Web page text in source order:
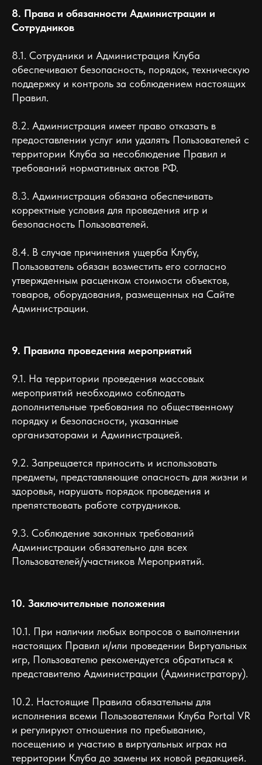
8. Права и обязанности Администрации и
Сотрудников
8.1. Сотрудники и Администрация Клуба
обеспечивают безопасность, порядок, техническую
поддержку и контроль за соблюдением настоящих
Правил.
8.2. Администрация имеет право отказать в
предоставлении услуг или удалять Пользователей с
территории Клуба за несоблюдение Правил и
требований нормативных актов РФ.
8.3. Администрация обязана обеспечивать
корректные условия для проведения игр и
безопасность Пользователей.
8.4. В случае причинения ущерба Клубу,
Пользователь обязан возместить его согласно
утвержденным расценкам стоимости объектов,
товаров, оборудования, размещенных на Сайте
Администрации.
9. Правила проведения мероприятий
9.1. На территории проведения массовых
мероприятий необходимо соблюдать
дополнительные требования по общественному
порядку и безопасности, указанные
организаторами и Администрацией.
9.2. Запрещается приносить и использовать
предметы, представляющие опасность для жизни и
здоровья, нарушать порядок проведения и
препятствовать работе сотрудников.
9.3. Соблюдение законных требований
Администрации обязательно для всех
Пользователей/участников Мероприятий.
10. Заключительные положения
10.1. При наличии любых вопросов о выполнении
настоящих Правил и/или проведении Виртуальных
игр, Пользователю рекомендуется обратиться к
представителю Администрации (Администратору).
10.2. Настоящие Правила обязательны для
исполнения всеми Пользователями Клуба Portal VR
и регулируют отношения по пребыванию,
посещению и участию в виртуальных играх на
территории Клуба до замены их новой редакцией.